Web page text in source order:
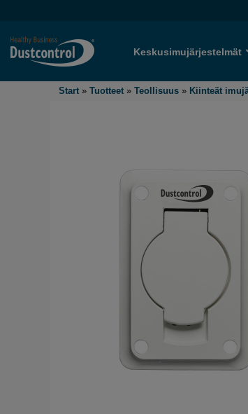
Keskusimujärjestelmät
Start » Tuotteet » Teollisuus » Kiinteät